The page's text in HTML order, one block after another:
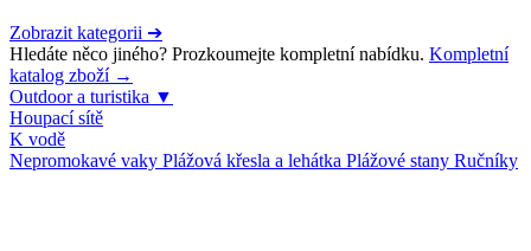
Zobrazit kategorii ➔
Hledáte něco jiného? Prozkoumejte kompletní nabídku. Kompletní
katalog zboží →
Outdoor a turistika ▼
Houpací sítě
K vodě
Nepromokavé vaky Plážová křesla a lehátka Plážové stany Ručníky